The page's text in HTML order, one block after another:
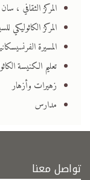
المركز الثقافي ،
المركز الكاثوليكي
المسيرة
تعليم الكنيسة
زهيرات وأزهار
مدارس
تواصل معنا